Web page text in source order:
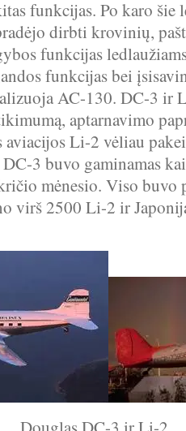
funkcijas. Po karo šie
dirbti krovinių,
funkcijas
funkcijas bei
AC-130. DC-3 ir
aptarnavimo
aviacijos Li-2 vėliau
3 buvo gaminamas
mėnesio. Viso buvo
virš 2500 Li-2 ir